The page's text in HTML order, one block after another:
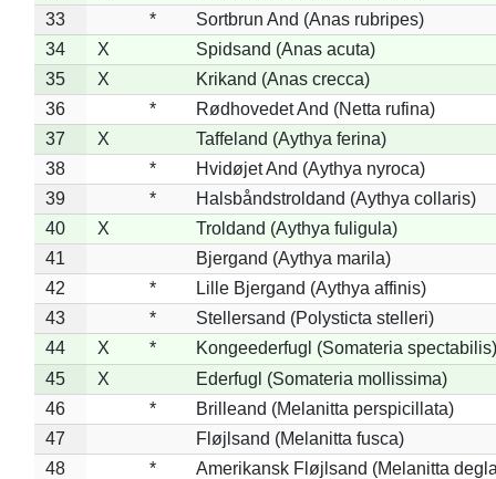
33
*
Sortbrun And (Anas rubripes)
34
X
Spidsand (Anas acuta)
35
X
Krikand (Anas crecca)
36
*
Rødhovedet And (Netta rufina)
37
X
Taffeland (Aythya ferina)
38
*
Hvidøjet And (Aythya nyroca)
39
*
Halsbåndstroldand (Aythya collaris)
40
X
Troldand (Aythya fuligula)
41
Bjergand (Aythya marila)
42
*
Lille Bjergand (Aythya affinis)
43
*
Stellersand (Polysticta stelleri)
44
X *
Kongeederfugl (Somateria spectabilis)
45
X
Ederfugl (Somateria mollissima)
46
*
Brilleand (Melanitta perspicillata)
47
Fløjlsand (Melanitta fusca)
48
*
Amerikansk Fløjlsand (Melanitta